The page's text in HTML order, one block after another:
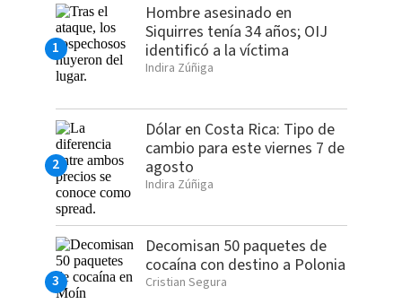
Hombre asesinado en
Siquirres tenía 34 años; OIJ
identificó a la víctima
Indira Zúñiga
Dólar en Costa Rica: Tipo de
cambio para este viernes 7 de
agosto
Indira Zúñiga
Decomisan 50 paquetes de
cocaína con destino a Polonia
Cristian Segura